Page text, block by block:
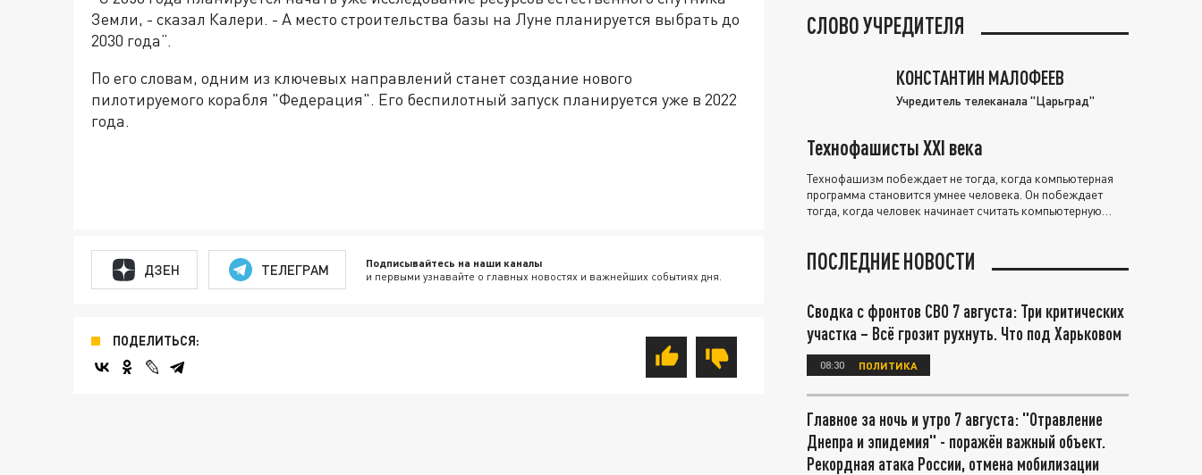
Земли, - сказал Калери. - А место строительства базы на Луне планируется выбрать до
2030 года”.
По его словам, одним из ключевых направлений станет создание нового
пилотируемого корабля "Федерация". Его беспилотный запуск планируется уже в 2022
года.
ДЗЕН ТЕЛЕГРАМ Подписывайтесь на наши каналы
и первыми узнавайте о главных новостях и важнейших событиях дня.
ПОДЕЛИТЬСЯ:
СЛОВО УЧРЕДИТЕЛЯ
КОНСТАНТИН МАЛОФЕЕВ
Учредитель телеканала "Царьград"
Технофашисты XXI века
Технофашизм побеждает не тогда, когда компьютерная
программа становится умнее человека. Он побеждает
тогда, когда человек начинает считать компьютерную
ПОСЛЕДНИЕ НОВОСТИ
Сводка с фронтов СВО 7 августа: Три критических
участка – Всё грозит рухнуть. Что под Харьковом
08:30 ПОЛИТИКА
Главное за ночь и утро 7 августа: "Отравление
Днепра и эпидемия" - поражён важный объект.
Рекордная атака России, отмена мобилизации